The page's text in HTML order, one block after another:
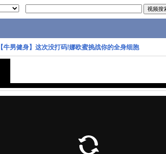
【牛男健身】这次没打码!娜欧蜜挑战你的全身细胞